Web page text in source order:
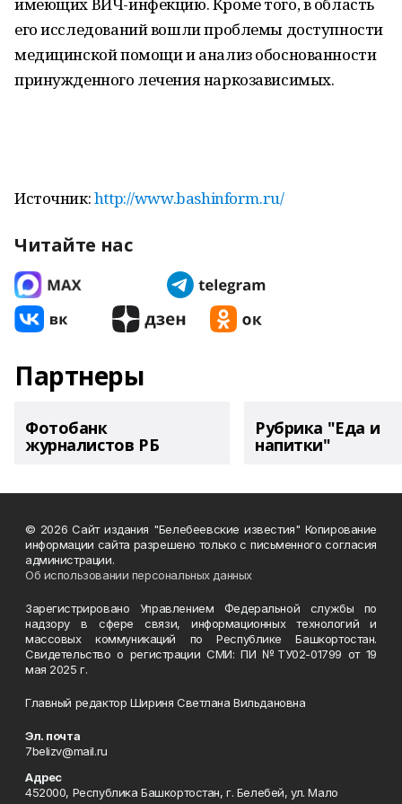
его исследований вошли проблемы доступности
медицинской помощи и анализ обоснованности
принужденного лечения наркозависимых.
Источник:http://www.bashinform.ru/
Читайте нас
Партнеры
Фотобанк
журналистов РБ
Рубрика "Еда и
напитки"
© 2026 Сайт издания "Белебеевские известия" Копирование
информации сайта разрешено только с письменного согласия
администрации.
Об использовании персональных данных
Зарегистрировано Управлением Федеральной службы по
надзору в сфере связи, информационных технологий и
массовых коммуникаций по Республике Башкортостан.
Свидетельство о регистрации СМИ: ПИ №ТУ02-01799 от 19
мая 2025 г.
Главный редактор Шириня Светлана Вильдановна
Эл. почта
7belizv@mail.ru
Адрес
452000, Республика Башкортостан, г. Белебей, ул. Мало